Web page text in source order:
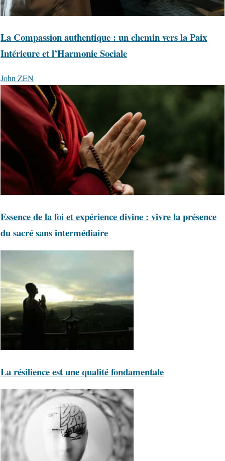
La Compassion authentique : un chemin vers la Paix
Intérieure et l’Harmonie Sociale
John ZEN
Essence de la foi et expérience divine : vivre la présence
du sacré sans intermédiaire
La résilience est une qualité fondamentale